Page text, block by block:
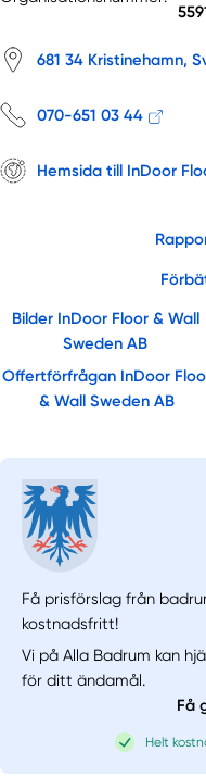
681 34 Kristinehamn,
070-651 03 44
Hemsida till InDoor
Bilder InDoor Floor & Wall
Sweden AB
Offertförfrågan InDoor
& Wall Sweden AB
Få prisförslag från
kostnadsfritt!
Vi på Alla Badrum kan
för ditt ändamål.
Få
Helt